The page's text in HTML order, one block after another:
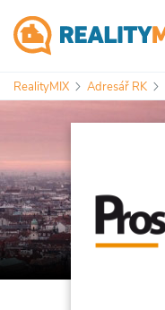
RealityMIX Adresář RK